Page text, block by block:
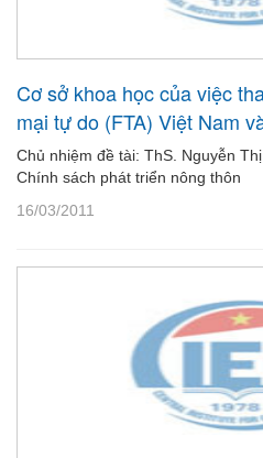
Cơ sở khoa học của việc
mại tự do (FTA) Việt Nam
Chủ nhiệm đề tài: ThS. Nguyễn
Chính sách phát triển nông thôn
16/03/2011